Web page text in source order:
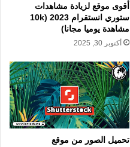
أقوى موقع لزيادة مشاهدات
ستوري انستقرام 2023 (10k
مشاهدة يوميا مجانا)
أكتوبر 30, 2025
تحميل الصور من موقع